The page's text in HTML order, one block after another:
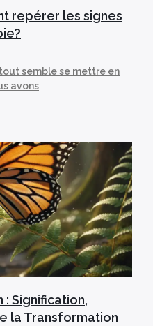
repérer les signes
semble se mettre en
avons
: Signification,
la Transformation